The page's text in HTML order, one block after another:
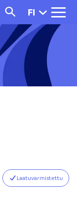
FI
Laatuvarmistettu